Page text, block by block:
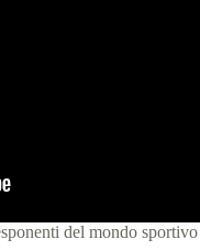
del mondo sportivo